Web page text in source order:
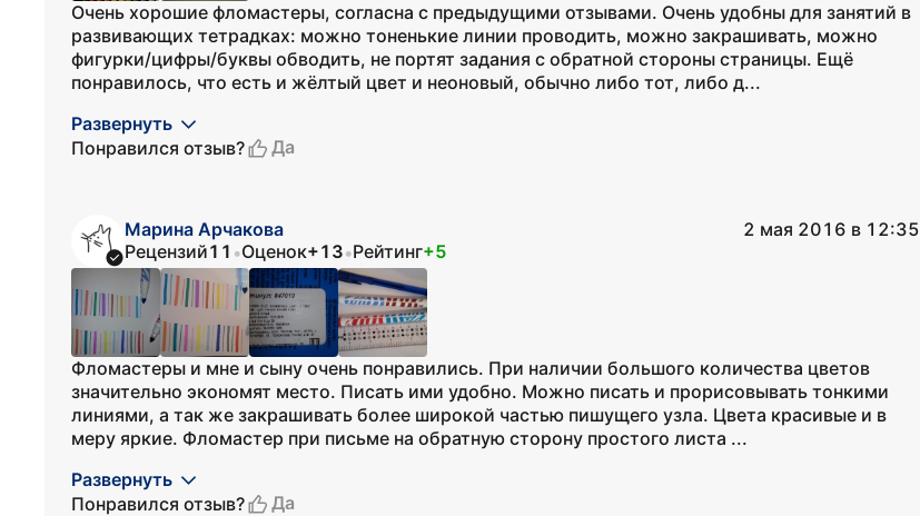
Очень хорошие фломастеры, согласна с предыдущими отзывами. Очень удобны для занятий в
развивающих тетрадках: можно тоненькие линии проводить, можно закрашивать, можно
фигурки/цифры/буквы обводить, не портят задания с обратной стороны страницы. Ещё
понравилось, что есть и жёлтый цвет и неоновый, обычно либо тот, либо д...
Развернуть
Понравился отзыв?
Да
Марина Арчакова
2 мая 2016 в 12:35
Рецензий11 •Оценок+13•Рейтинг+5
Фломастеры и мне и сыну очень понравились. При наличии большого количества цветов
значительно экономят место. Писать ими удобно. Можно писать и прорисовывать тонкими
линиями, а так же закрашивать более широкой частью пишущего узла. Цвета красивые и в
меру яркие. Фломастер при письме на обратную сторону простого листа ...
Развернуть
Понравился отзыв?
Да